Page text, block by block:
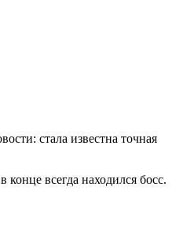
стала известна точная
всегда находился босс.